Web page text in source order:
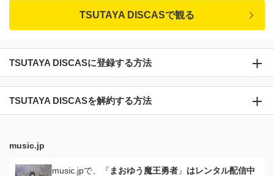
TSUTAYA DISCASで観る
TSUTAYA DISCASに登録する方法
TSUTAYA DISCASを解約する方法
music.jp
music.jpで、『 まおゆう魔王勇者』 はレンタル配信中